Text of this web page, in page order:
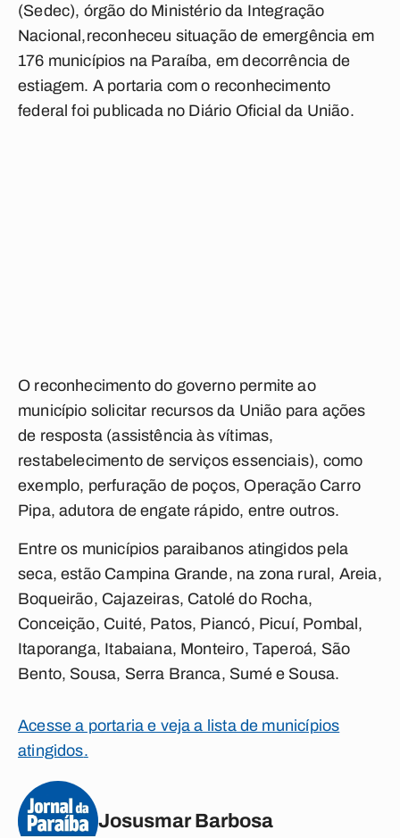
(Sedec), órgão do Ministério da Integração
Nacional,reconheceu situação de emergência em
176 municípios na Paraíba, em decorrência de
estiagem. A portaria com o reconhecimento
federal foi publicada no Diário Oficial da União.
O reconhecimento do governo permite ao
município solicitar recursos da União para ações
de resposta (assistência às vítimas,
restabelecimento de serviços essenciais), como
exemplo, perfuração de poços, Operação Carro
Pipa, adutora de engate rápido, entre outros.
Entre os municípios paraibanos atingidos pela
seca, estão Campina Grande, na zona rural, Areia,
Boqueirão, Cajazeiras, Catolé do Rocha,
Conceição, Cuité, Patos, Piancó, Picuí, Pombal,
Itaporanga, Itabaiana, Monteiro, Taperoá, São
Bento, Sousa, Serra Branca, Sumé e Sousa.
Acesse a portaria e veja a lista de municípios
atingidos.
Josusmar Barbosa